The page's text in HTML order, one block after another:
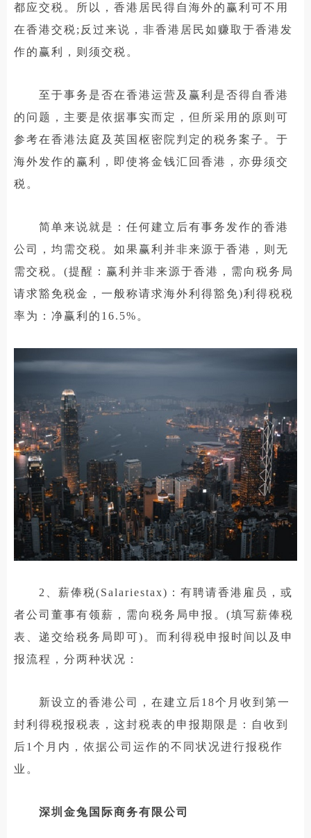
都应交税。所以，香港居民得自海外的赢利可不用
在香港交税;反过来说，非香港居民如赚取于香港发
作的赢利，则须交税。
至于事务是否在香港运营及赢利是否得自香港
的问题，主要是依据事实而定，但所采用的原则可
参考在香港法庭及英国枢密院判定的税务案子。于
海外发作的赢利，即使将金钱汇回香港，亦毋须交
税。
简单来说就是：任何建立后有事务发作的香港
公司，均需交税。如果赢利并非来源于香港，则无
需交税。(提醒：赢利并非来源于香港，需向税务局
请求豁免税金，一般称请求海外利得豁免)利得税税
率为：净赢利的16.5%。
2、薪俸税(Salariestax)：有聘请香港雇员，或
者公司董事有领薪，需向税务局申报。(填写薪俸税
表、递交给税务局即可)。而利得税申报时间以及申
报流程，分两种状况：
新设立的香港公司，在建立后18个月收到第一
封利得税报税表，这封税表的申报期限是：自收到
后1个月内，依据公司运作的不同状况进行报税作
业。
深圳金兔国际商务有限公司